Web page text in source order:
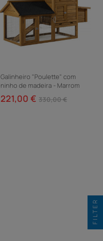
Galinheiro "Poulette" com
ninho de madeira - Marrom
221,00 € 330,00 €
FILTER